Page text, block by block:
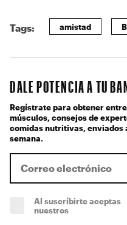
Tags: amistad
DALE POTENCIA A TU
Regístrate para obtener
músculos, consejos de
comidas nutritivas, enviados
semana.
Al suscríbirte aceptas
nuestros